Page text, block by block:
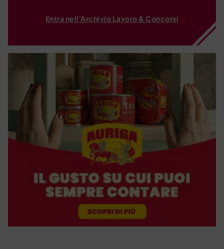
Entra nell'Archivio Lavoro & Concorsi